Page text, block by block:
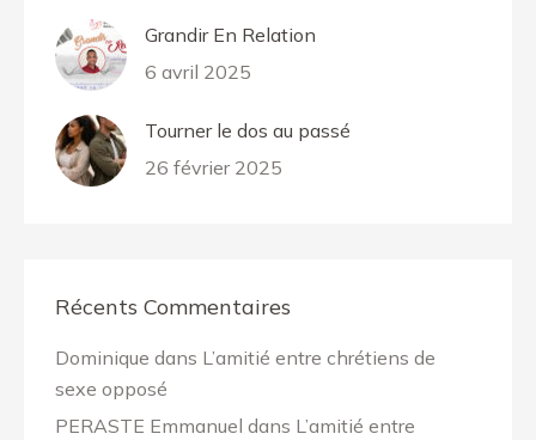
Grandir En Relation
6 avril 2025
Tourner le dos au passé
26 février 2025
Récents Commentaires
Dominique dans L’amitié entre chrétiens de
sexe opposé
PERASTE Emmanuel dans L’amitié entre